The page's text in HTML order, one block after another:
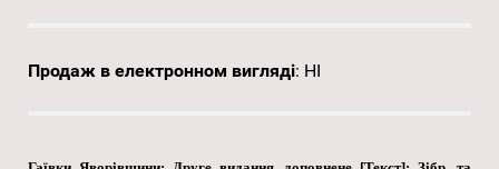
Продаж в електронном вигляді: НІ